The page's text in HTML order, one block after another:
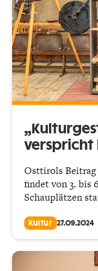
verspricht
Osttirols Beitrag
findet von 3. bis
Schauplätzen
Kultur 27.09.2024